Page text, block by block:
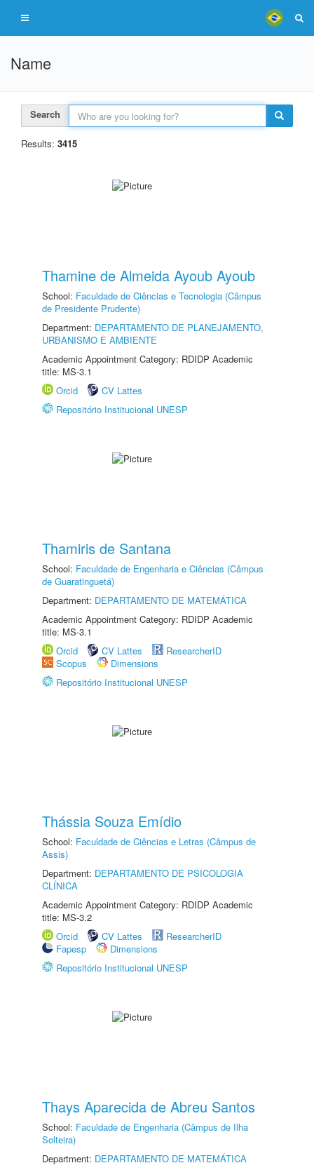
Name
Search
Results: 3415
Thamine de Almeida Ayoub Ayoub
School: Faculdade de Ciências e Tecnologia (Câmpus
de Presidente Prudente)
Department: DEPARTAMENTO DE PLANEJAMENTO,
URBANISMO E AMBIENTE
Academic Appointment Category: RDIDP Academic
title: MS-3.1
Orcid
CV Lattes
Repositório Institucional UNESP
Thamiris de Santana
School: Faculdade de Engenharia e Ciências (Câmpus
de Guaratinguetá)
Department: DEPARTAMENTO DE MATEMÁTICA
Academic Appointment Category: RDIDP Academic
title: MS-3.1
Orcid
CV Lattes
ResearcherID
Scopus
Dimensions
Repositório Institucional UNESP
Thássia Souza Emídio
School: Faculdade de Ciências e Letras (Câmpus de
Assis)
Department: DEPARTAMENTO DE PSICOLOGIA
CLÍNICA
Academic Appointment Category: RDIDP Academic
title: MS-3.2
Orcid
CV Lattes
ResearcherID
Fapesp
Dimensions
Repositório Institucional UNESP
Thays Aparecida de Abreu Santos
School: Faculdade de Engenharia (Câmpus de Ilha
Solteira)
Department: DEPARTAMENTO DE MATEMÁTICA